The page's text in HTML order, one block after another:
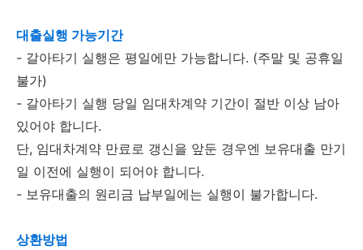
대출실행 가능기간
- 갈아타기 실행은 평일에만 가능합니다. (주말 및 공휴일
불가)
- 갈아타기 실행 당일 임대차계약 기간이 절반 이상 남아
있어야 합니다.
단, 임대차계약 만료로 갱신을 앞둔 경우엔 보유대출 만기
일 이전에 실행이 되어야 합니다.
- 보유대출의 원리금 납부일에는 실행이 불가합니다.
상환방법